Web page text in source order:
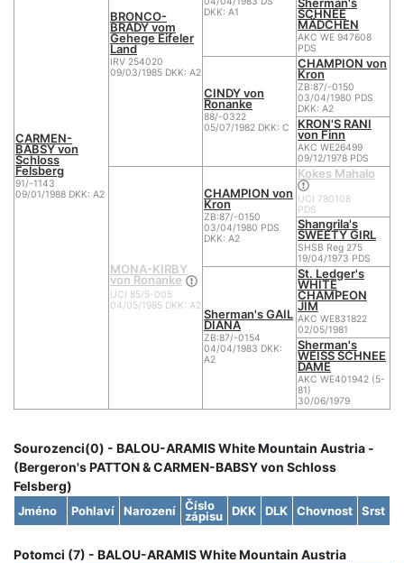
CARMEN-
BABSY von
Schloss
Felsberg
91/-1143
09/01/1988 DKK: A2
BRONCO-
BRADY vom
Gehege Eifeler
Land
IRV 254020
09/03/1985 DKK: A2
DKK: A1
SCHNEE
MÄDCHEN
AKC WE 947608
PDS
CINDY von
Ronanke
88/-0322
05/07/1982 DKK: C
CHAMPION von
Kron
ZB:87/-0150
03/04/1980 PDS
DKK: A2
KRON'S RANI
von Finn
AKC WE26499
09/12/1978 PDS
MONA-KIRBY
von Ronanke
UCI 85/5-005
04/05/1985 DKK: A2
CHAMPION von
Kron
ZB:87/-0150
03/04/1980 PDS
DKK: A2
Kokes Mahalo
UCI 780108
PDS
Shangrila's
SWEETY GIRL
SHSB Reg 275
19/04/1973 PDS
Sherman's GAIL
DIANA
ZB:87/-0154
04/04/1983 DKK:
A2
St. Ledger's
WHITE
CHAMPEON
JIM
AKC WE831822
02/05/1981
Sherman's
WEISS SCHNEE
DAME
AKC WE401942 (5-
81)
30/06/1979
Sourozenci(0) - BALOU-ARAMIS White Mountain Austria -
(Bergeron's PATTON & CARMEN-BABSY von Schloss
Felsberg)
Jméno Pohlaví Narození Číslo
zápisu DKK DLK Chovnost Srst
Potomci (7) - BALOU-ARAMIS White Mountain Austria